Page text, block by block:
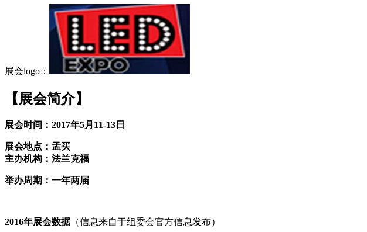
展会logo：
【展会简介】
展会时间： 2017年5月 11-13 日
展会地点：孟买
主办机构：法兰克福
举办周期：一年两届
2016年展会数据（信息来自于组委会官方信息发布）